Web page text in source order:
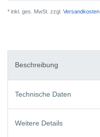
* inkl. ges. MwSt. zzgl. Versandkosten
Beschreibung
Technische Daten
Weitere Details